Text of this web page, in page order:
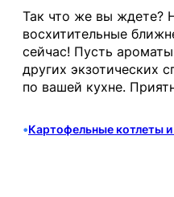
Так что же вы ждете?
восхитительные
сейчас! Пусть
других экзотических
по вашей кухне.
•Картофельные котлеты